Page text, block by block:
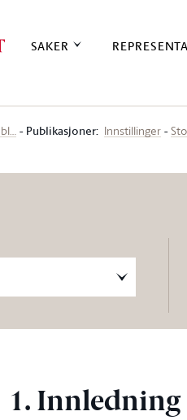
SAKER
Publikasjoner: Innstillinger
1. Innledning